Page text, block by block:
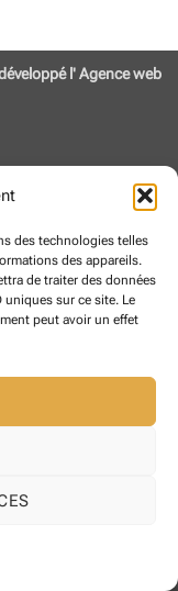
des technologies telles
des appareils.
de traiter des données
sur ce site. Le
peut avoir un effet
l' Agence web